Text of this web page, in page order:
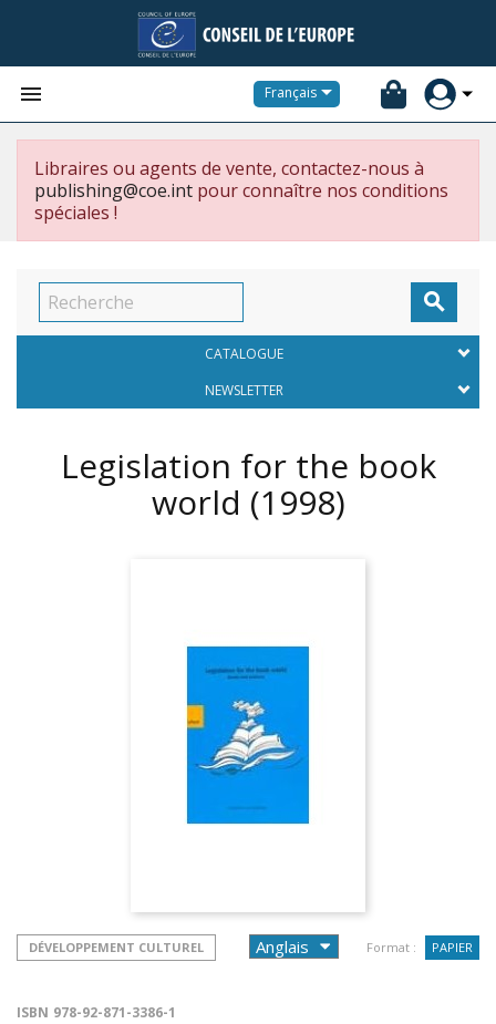
 Français
Libraires ou agents de vente, contactez-nous à
publishing@coe.int pour connaître nos conditions
spéciales !

CATALOGUE
NEWSLETTER
Legislation for the book
world (1998)
DÉVELOPPEMENT CULTUREL Format : PAPIER
ISBN 978-92-871-3386-1